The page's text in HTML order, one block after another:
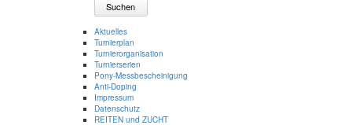
Suchen
Aktuelles
Turnierplan
Turnierorganisation
Turnierserien
Pony-Messbescheinigung
Anti-Doping
Impressum
Datenschutz
REITEN und ZUCHT